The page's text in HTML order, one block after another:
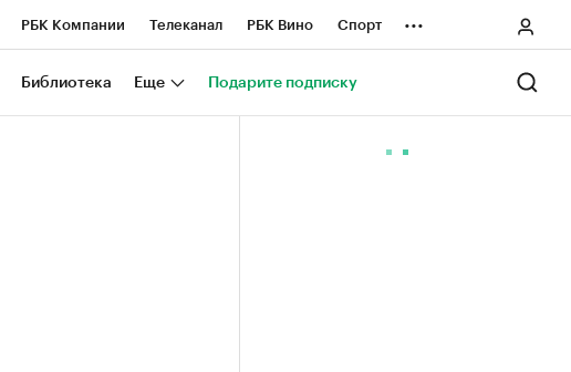
РБК Компании Телеканал РБК Вино Спорт
Национальные проекты Город
...
Библиотека Еще Подарите подписку